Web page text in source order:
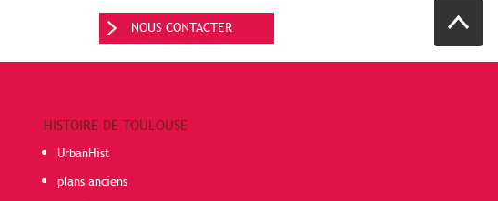
NOUS CONTACTER
HISTOIRE DE TOULOUSE
UrbanHist
plans anciens